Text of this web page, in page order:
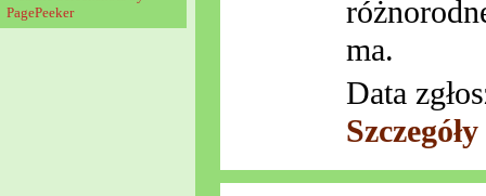
PagePeeker
ma.
Data